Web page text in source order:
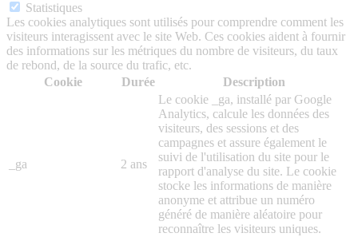
Statistiques
Les cookies analytiques sont utilisés pour comprendre comment les
visiteurs interagissent avec le site Web. Ces cookies aident à fournir
des informations sur les métriques du nombre de visiteurs, du taux
de rebond, de la source du trafic, etc.
Cookie
Durée Description
_ga 2 ans
Le cookie _ga, installé par Google
Analytics, calcule les données des
visiteurs, des sessions et des
campagnes et assure également le
suivi de l'utilisation du site pour le
rapport d'analyse du site. Le cookie
stocke les informations de manière
anonyme et attribue un numéro
généré de manière aléatoire pour
reconnaître les visiteurs uniques.